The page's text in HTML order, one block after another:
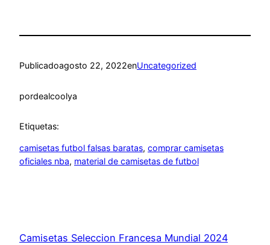
Publicadoagosto 22, 2022enUncategorized
pordealcoolya
Etiquetas:
camisetas futbol falsas baratas, comprar camisetas
oficiales nba, material de camisetas de futbol
Camisetas Seleccion Francesa Mundial 2024